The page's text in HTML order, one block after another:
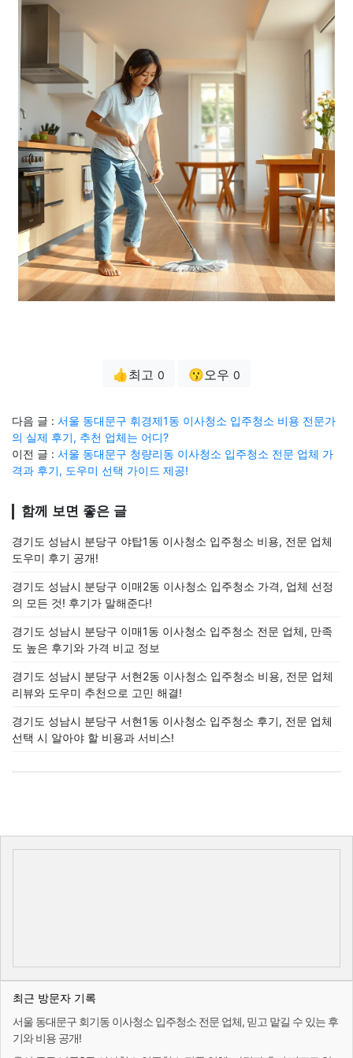
👍최고 0 😗오우 0
다음 글 : 서울 동대문구 휘경제1동 이사청소 입주청소 비용 전문가
의 실제 후기, 추천 업체는 어디?
이전 글 : 서울 동대문구 청량리동 이사청소 입주청소 전문 업체 가
격과 후기, 도우미 선택 가이드 제공!
함께 보면 좋은 글
경기도 성남시 분당구 야탑1동 이사청소 입주청소 비용, 전문 업체
도우미 후기 공개!
경기도 성남시 분당구 이매2동 이사청소 입주청소 가격, 업체 선정
의 모든 것! 후기가 말해준다!
경기도 성남시 분당구 이매1동 이사청소 입주청소 전문 업체, 만족
도 높은 후기와 가격 비교 정보
경기도 성남시 분당구 서현2동 이사청소 입주청소 비용, 전문 업체
리뷰와 도우미 추천으로 고민 해결!
경기도 성남시 분당구 서현1동 이사청소 입주청소 후기, 전문 업체
선택 시 알아야 할 비용과 서비스!
최근 방문자 기록
서울 동대문구 회기동 이사청소 입주청소 전문 업체, 믿고 맡길 수 있는 후
기와 비용 공개!